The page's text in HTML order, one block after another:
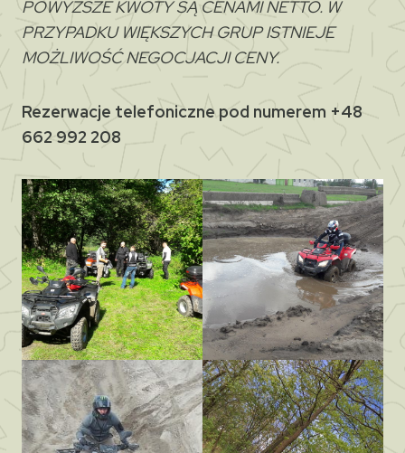
POWYŻSZE KWOTY SĄ CENAMI NETTO. W
PRZYPADKU WIĘKSZYCH GRUP ISTNIEJE
MOŻLIWOŚĆ NEGOCJACJI CENY.
Rezerwacje telefoniczne pod numerem +48
662 992 208